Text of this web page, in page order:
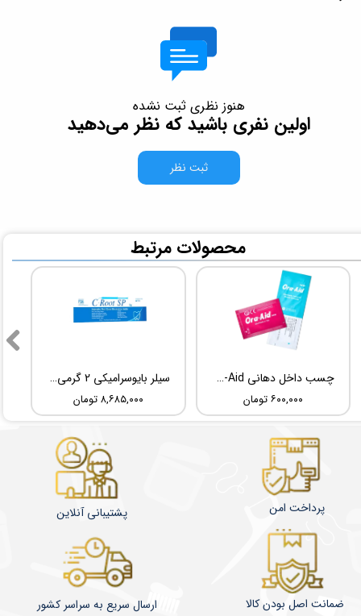
هنوز نظری ثبت نشده
اولین نفری باشید که نظر می‌دهید
ثبت نظر
سیلر بایوسرامیکی 2 گرمی Root Dental Medical C-Root SP
۸,۶۸۵,۰۰۰ تومان
چسب داخل دهانی TBM Ora-Aid
۶۰۰,۰۰۰ تومان
​محصولات مرتبط
​​​​ارسال سریع به سراسر کشور ضمانت اصل بودن کالا
پشتیبانی آنلاین پرداخت امن